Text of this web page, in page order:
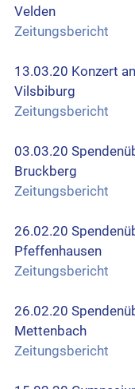
Velden
Zeitungsbericht
13.03.20 Konzert
Vilsbiburg
Zeitungsbericht
03.03.20
Bruckberg
Zeitungsbericht
26.02.20
Pfeffenhausen
Zeitungsbericht
26.02.20
Mettenbach
Zeitungsbericht